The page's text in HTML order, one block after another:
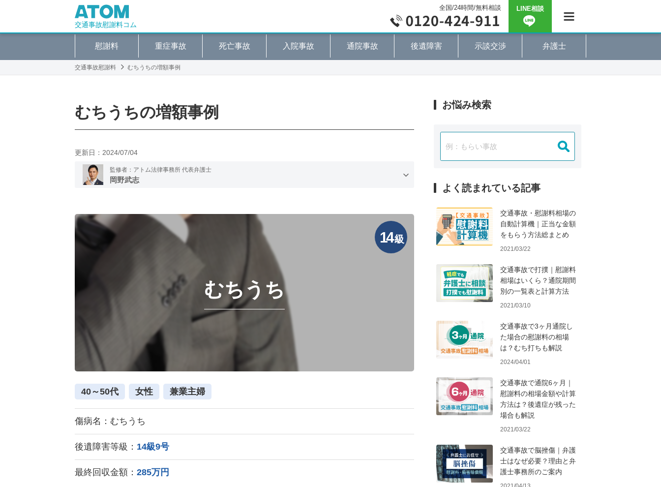
交通事故慰謝料コム
全国/24時間/無料相談 LINE相談
慰謝料 重症事故 死亡事故 入院事故 通院事故 後遺障害 示談交渉 弁護士
交通事故慰謝料 むちうちの増額事例
むちうちの増額事例
更新日： 2024/07/04
監修者：アトム法律事務所 代表弁護士
岡野武志
14級
むちうち
40～50代 女性 兼業主婦
傷病名：むちうち
後遺障害等級： 14級9号
最終回収金額： 285万円
お悩み検索
よく読まれている記事
交通事故・慰謝料相場の
自動計算機｜正当な金額
をもらう方法総まとめ
2021/03/22
交通事故で打撲｜慰謝料
相場はいくら？通院期間
別の一覧表と計算方法
2021/03/10
交通事故で3ヶ月通院し
た場合の慰謝料の相場
は？むち打ちも解説
2024/04/01
交通事故で通院6ヶ月｜
慰謝料の相場金額や計算
方法は？後遺症が残った
場合も解説
2021/03/22
交通事故で脳挫傷｜弁護
士はなぜ必要？理由と弁
護士事務所のご案内